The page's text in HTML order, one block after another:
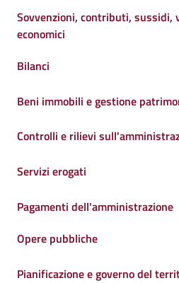
Sovvenzioni, contributi, sussidi,
economici
Bilanci
Beni immobili e gestione
Controlli e rilievi
Servizi erogati
Pagamenti dell'amministrazione
Opere pubbliche
Pianificazione e governo del